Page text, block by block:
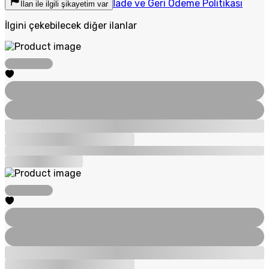
İlan ile ilgili şikayetim var
İade ve Geri Ödeme Politikası
İlgini çekebilecek diğer ilanlar